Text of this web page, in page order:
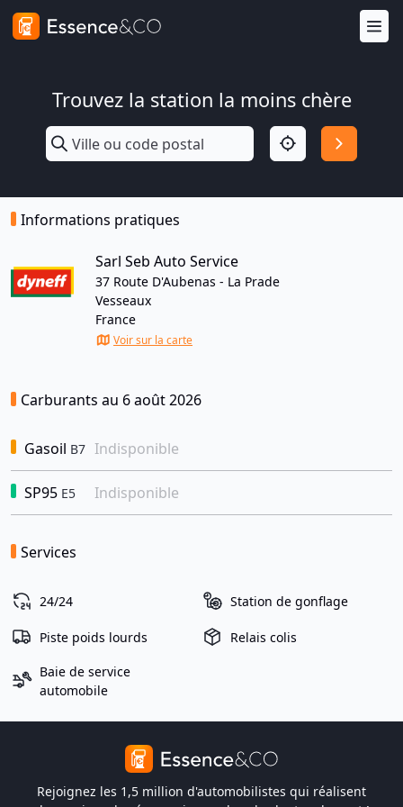
Trouvez la station la moins chère
Informations pratiques
Sarl Seb Auto Service
37 Route D'Aubenas - La Prade
Vesseaux
France
Voir sur la carte
Carburants au 6 août 2026
Gasoil B7 Indisponible
SP95 E5 Indisponible
Services
24/24 Station de gonflage
Piste poids lourds Relais colis
Baie de service
automobile
Rejoignez les 1,5 million d'automobilistes qui réalisent